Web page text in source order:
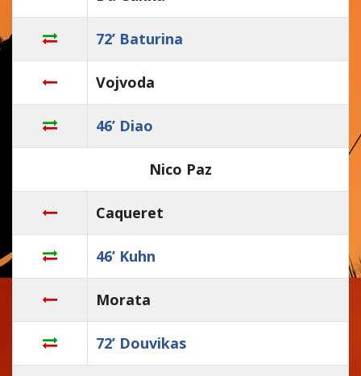
72’ Baturina
Vojvoda
46’ Diao
Nico Paz
Caqueret
46’ Kuhn
Morata
72’ Douvikas